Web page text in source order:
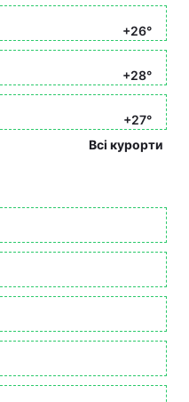
+26°
+28°
+27°
Всі курорти